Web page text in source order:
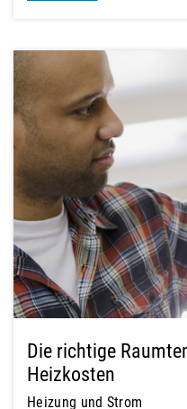
Die richtige
Heizkosten
Heizung und Strom